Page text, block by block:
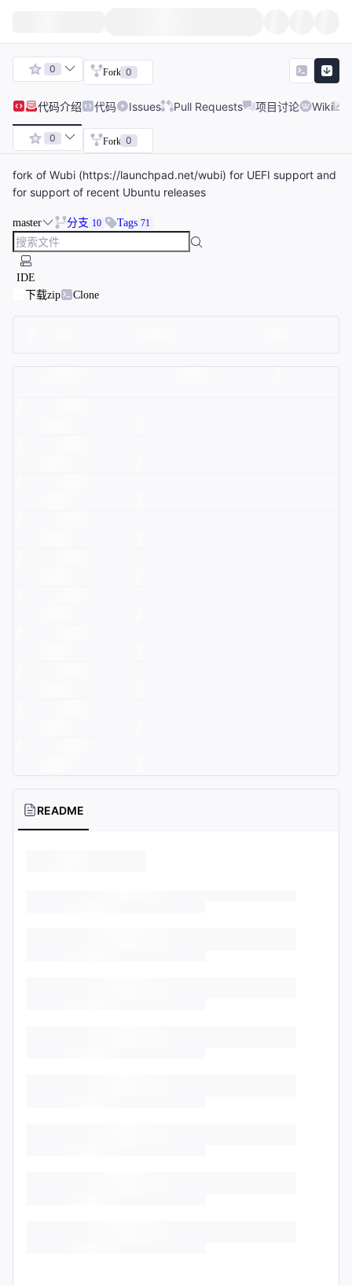
0 Fork 0
代码介绍 代码 Issues Pull Requests 项目讨论 Wiki
0 Fork 0
fork of Wubi (https://launchpad.net/wubi) for UEFI support and
for support of recent Ubuntu releases
master 分支 10 Tags 71
IDE
下载zip
Clone
README